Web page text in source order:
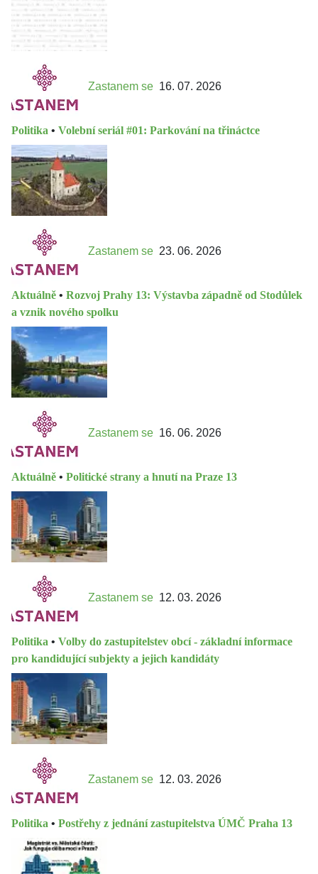
Zastanem se 16. 07. 2026
Politika • Volební seriál #01: Parkování na třináctce
Zastanem se 23. 06. 2026
Aktuálně • Rozvoj Prahy 13: Výstavba západně od Stodůlek
a vznik nového spolku
Zastanem se 16. 06. 2026
Aktuálně • Politické strany a hnutí na Praze 13
Zastanem se 12. 03. 2026
Politika • Volby do zastupitelstev obcí - základní informace
pro kandidující subjekty a jejich kandidáty
Zastanem se 12. 03. 2026
Politika • Postřehy z jednání zastupitelstva ÚMČ Praha 13